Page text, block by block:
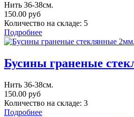
Нить 36-38см.
150.00 руб
Количество на складе: 5
Подробнее
Бусины граненые
Нить 36-38см.
150.00 руб
Количество на складе: 3
Подробнее